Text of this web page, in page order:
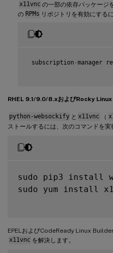
x11vnc の一部の依存パッケージ
の RPMs リポジトリを有効にする
subscription -manager
RHEL 9.1/9.0/8.xおよびRocky Linux
python-websockify と x11vnc （
ストールするには、次のコマンドを実
sudo pip3 install
sudo yum install
EPELおよびCodeReady Linux
x11vnc を解決します。